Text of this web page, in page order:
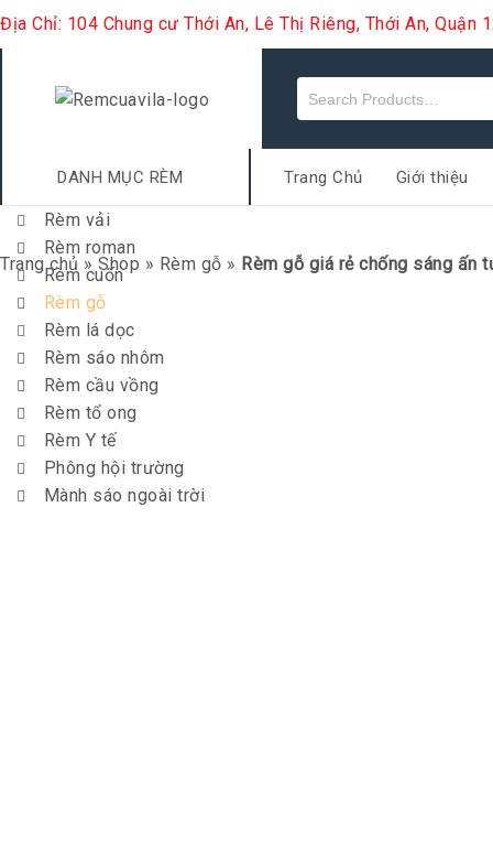
Địa Chỉ: 104 Chung cư Thới An, Lê Thị Riêng, Thới An, Quận
DANH MỤC RÈM
Rèm vải
Rèm roman
Rèm cuốn
Rèm gỗ
Rèm lá dọc
Rèm sáo nhôm
Rèm cầu vồng
Rèm tổ ong
Rèm Y tế
Phông hội trường
Mành sáo ngoài trời
Trang Chủ Giới thiệu
Trang chủ » Shop » Rèm gỗ » Rèm gỗ giá rẻ chống sáng ấn